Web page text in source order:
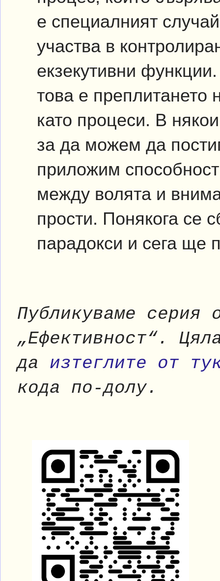
е специалният
участва в
екзекутивни
това е преплитането
като процеси. В
за да можем да
приложим
между волята и
прости. Понякога се
парадокси и сега ще
Публикуваме серия
„Ефективност“.
да изтеглите от
кода по-долу.